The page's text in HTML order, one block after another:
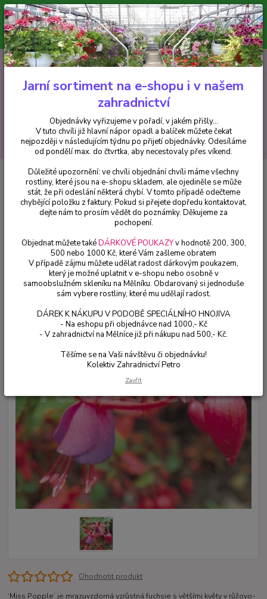
Minimální hodnota pro odeslání z e-shopu je 300 Kč.
V tuto chvíli již hlavní nápor objednávek opadl a balíček můžete čekat
nejpozději v následujícím týdnu po přijetí objednávky. Objednávky
vyřizujeme v pořadí, v jakém přišly...
CZK
Hledat
+420 602 223 614 0ks
za0 Kč
Fuchsie
Miss Popple Fuchsie-mrazuvzdorná - cena za kus v 3-
kusovém balení
Miss Popple Fuchsie-
mrazuvzdorná - cena za kus v 3-
kusovém balení
Ohodnotit produkt
‘Miss Popple’ je mrazuvzdorná vzrůstná fuchsie s většími květy v růžovo-
Jarní sortiment na e-shopu i v našem
zahradnictví
Objednávky vyřizujeme v pořadí, v jakém přišly...
V tuto chvíli již hlavní nápor opadl a balíček můžete čekat
nejpozději v následujícím týdnu po přijetí objednávky. Odesíláme
od pondělí max. do čtvrtka, aby necestovaly přes víkend.
Důležité upozornění: ve chvíli objednání chvíli máme všechny
rostliny, které jsou na e-shopu skladem, ale ojediněle se může
stát, že při odeslání některá chybí. V tomto případě odečteme
chybějící položku z faktury. Pokud si přejete dopředu kontaktovat,
dejte nám to prosím vědět do poznámky. Děkujeme za
pochopení.
Objednat můžete takéDÁRKOVÉ POUKAZYv hodnotě 200, 300,
500 nebo 1000 Kč, které Vám zašleme obratem
V případě zájmu můžete udělat radost dárkovým poukazem,
který je možné uplatnit v e-shopu nebo osobně v
samoobslužném skleníku na Mělníku. Obdarovaný si jednoduše
sám vybere rostliny, které mu udělají radost.
DÁREK K NÁKUPU V PODOBĚ SPECIÁLNÍHO HNOJIVA
- Na eshopu při objednávce nad 1000,- Kč
- V zahradnictví na Mělníce již při nákupu nad 500,- Kč.
Těšíme se na Vaši návštěvu či objednávku!
Kolektiv Zahradnictví Petro
Zavřít